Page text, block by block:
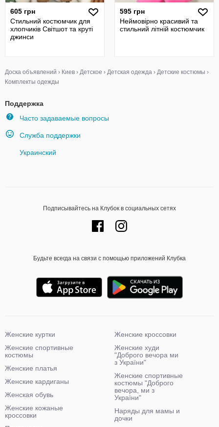
605 грн
Стильний костюмчик для
хлопчиків Світшот та круті
джинси
595 грн
Неймовірно красивий та
стильний літній костюмчик
Доска объявлений › Киев › Детское › Детская одежда › Детские костюмы ›
Комплекты одежды
Поддержка
Часто задаваемые вопросы
Служба поддержки
Украинский
Подписывайтесь на Клубок в социальных сетях
Будьте всегда на связи с помощью приложений Клубка
Женские куртки
Женские спортивные
костюмы
Женские платья
Женские кардиганы
Женская обувь
Женские кожаные
кроссовки
Женские кроссовки
Женские худи
"Доброго вечора ми
з України"
Женские спортивные
костюмы "Доброго
вечора, ми з
України"
Наряды для мамы и
дочки